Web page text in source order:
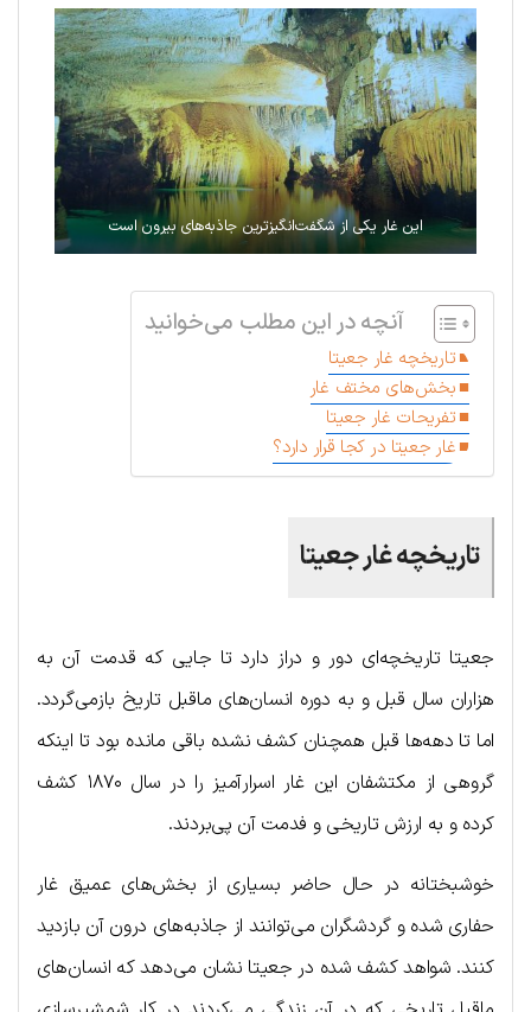
این غار یکی از شگفت‌انگیزترین جاذبه‌های بیرون است
آنچه در این مطلب می‌خوانید
تاریخچه غار جعیتا
بخش‌های مختف غار
تفریحات غار جعیتا
غا‌ر جعیتا در کجا قرار دارد؟
تاریخچه غار جعیتا
جعیتا تاریخچه‌ای دور و دراز دارد تا جایی که قدمت آن به
هزاران سال قبل و به دوره انسان‌های ماقبل تاریخ بازمی‌گردد.
اما تا دهه‌ها قبل همچنان کشف نشده باقی مانده بود تا اینکه
گروهی از مکتشفان این غار اسرارآمیز را در سال ۱۸۷۰ کشف
کرده و به ارزش تاریخی و فدمت آن پی‌بردند.
خوشبختانه در حال حاضر بسیاری از بخش‌های عمیق غار
حفاری شده و گردشگران می‌توانند از جاذبه‌های درون آن بازدید
کنند. شواهد کشف شده در جعیتا نشان می‌دهد که انسان‌های